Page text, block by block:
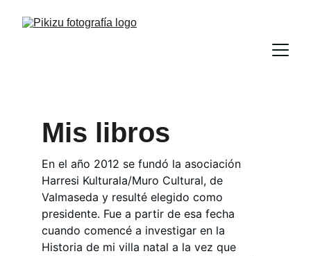
En el año 2012 se fundó la asociación
Harresi Kulturala/Muro Cultural, de
Valmaseda y resulté elegido como
presidente. Fue a partir de esa fecha
cuando comencé a investigar en la
Historia de mi villa natal a la vez que
Mis libros